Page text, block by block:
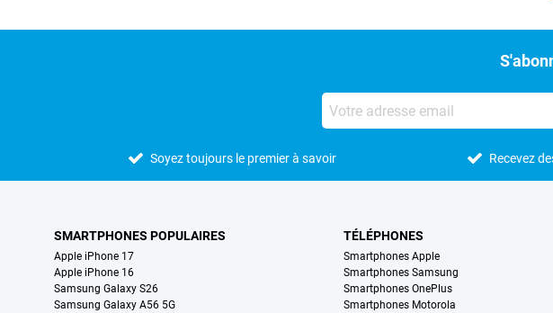
Soyez toujours le premier à savoir Recevez
SMARTPHONES POPULAIRES
Apple iPhone 17
Apple iPhone 16
Samsung Galaxy S26
Samsung Galaxy A56 5G
TÉLÉPHONES
Smartphones Apple
Smartphones Samsung
Smartphones OnePlus
Smartphones Motorola